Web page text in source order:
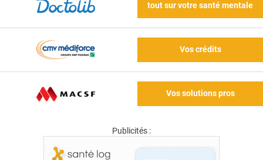
tout sur votre santé mentale
Vos crédits
Vos solutions pros
Publicités :